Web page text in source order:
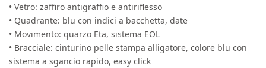
• Vetro: zaffiro antigraffio e antiriflesso
• Quadrante: blu con indici a bacchetta, date
• Movimento: quarzo Eta, sistema EOL
• Bracciale: cinturino pelle stampa alligatore, colore blu con
sistema a sgancio rapido, easy click